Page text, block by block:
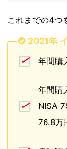
これまでの4つ
2021年
年間購
年間購
NISA
76.8万